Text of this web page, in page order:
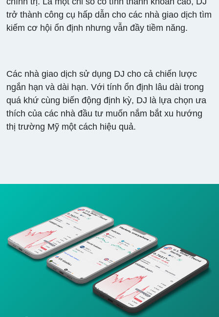
trở thành công cụ hấp dẫn cho các nhà giao dịch tìm
kiếm cơ hội ổn định nhưng vẫn đầy tiềm năng.
Các nhà giao dịch sử dụng DJ cho cả chiến lược
ngắn hạn và dài hạn. Với tính ổn định lâu dài trong
quá khứ cùng biến động định kỳ, DJ là lựa chọn ưa
thích của các nhà đầu tư muốn nắm bắt xu hướng
thị trường Mỹ một cách hiệu quả.